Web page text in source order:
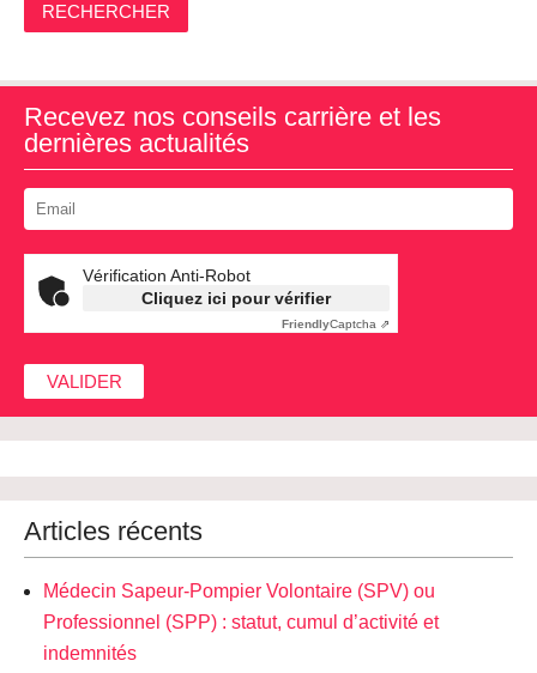
RECHERCHER
Recevez nos conseils carrière et les
dernières actualités
Vérification Anti-Robot
Cliquez ici pour vérifier
FriendlyCaptcha ⇗
Articles récents
Médecin Sapeur-Pompier Volontaire (SPV) ou
Professionnel (SPP) : statut, cumul d’activité et
indemnités